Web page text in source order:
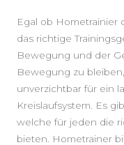
Egal ob Hometrainier
das richtige
Bewegung und der
Bewegung zu
unverzichtbar für ein
Kreislaufsystem. Es
welche für jeden die
bieten. Hometrainer